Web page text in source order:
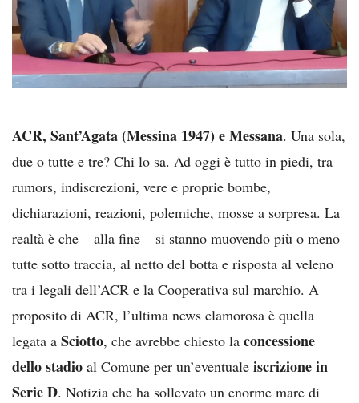
ACR, Sant’Agata (Messina 1947) e Messana. Una sola,
due o tutte e tre? Chi lo sa. Ad oggi è tutto in piedi, tra
rumors, indiscrezioni, vere e proprie bombe,
dichiarazioni, reazioni, polemiche, mosse a sorpresa. La
realtà è che – alla fine – si stanno muovendo più o meno
tutte sotto traccia, al netto del botta e risposta al veleno
tra i legali dell’ACR e la Cooperativa sul marchio. A
proposito di ACR, l’ultima news clamorosa è quella
legata a Sciotto, che avrebbe chiesto la concessione
dello stadio al Comune per un’eventuale iscrizione in
Serie D. Notizia che ha sollevato un enorme mare di